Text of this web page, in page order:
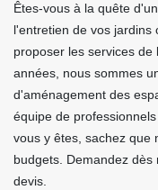
Êtes-vous à la quête
l'entretien de vos jardins
proposer les services
années, nous sommes
d'aménagement des
équipe de
vous y êtes, sachez que
budgets. Demandez
devis.